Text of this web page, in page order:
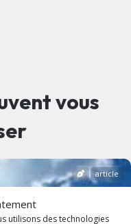
utilisons des technologies
vous
article